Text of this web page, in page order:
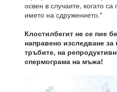
освен в случаите, когато
името на сдружението."
Клостилбегит не се пие
направено изследване
тръбите, на
спермограма на мъжа!